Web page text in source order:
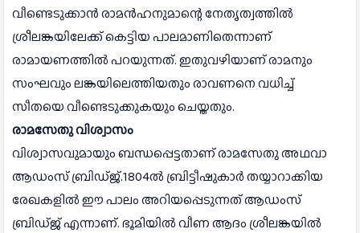
വീണ്ടെടുക്കാന്‍ രാമന്‍ഹനുമാന്റെ നേതൃത്വത്തില്‍
ശ്രീലങ്കയിലേക്ക് കെട്ടിയ പാലമാണിതെന്നാണ്
രാമായണത്തില്‍ പറയുന്നത്. ഇതുവഴിയാണ് രാമനും
സംഘവും ലങ്കയിലെത്തിയതും രാവണനെ വധിച്ച്
സീതയെ വീണ്ടെടുക്കുകയും ചെയ്തതും.
രാമസേതുവിശ്വാസം
വിശ്വാസവുമായും ബന്ധപ്പെട്ടതാണ് രാമസേതു അഥവാ
ആഡംസ് ബ്രിഡ്ജ്.1804ല്‍ ബ്രിട്ടീഷുകാര്‍ തയ്യാറാക്കിയ
രേഖകളില്‍ ഈ പാലം അറിയപ്പെടുന്നത് ആഡംസ്
ബ്രിഡ്ജ് എന്നാണ്. ഭൂമിയില്‍ വീണ ആദം ശ്രീലങ്കയില്‍